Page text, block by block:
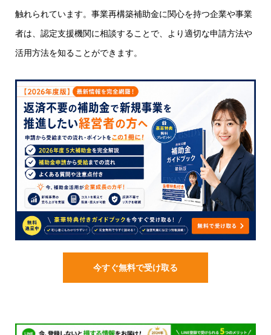
触れられています。事業再構築補助金に関心を持つ企業や事業
者は、認定支援機関に相談することで、より適切な申請方法や
活用方法を知ることができます。
今すぐ無料で受け取る